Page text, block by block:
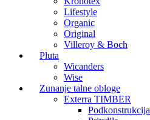
Lifestyle
Organic
Original
Villeroy & Boch
Pluta
Wicanders
Wise
Zunanje talne obloge
Exterra TIMBER
Podkonstrukcija